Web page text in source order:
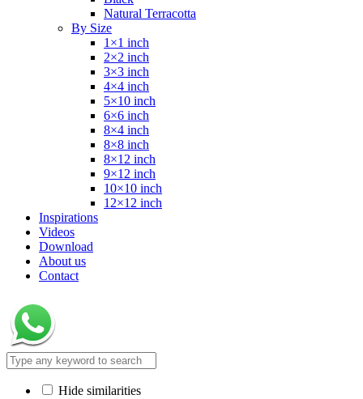
Natural Terracotta
By Size
1×1 inch
2×2 inch
3×3 inch
4×4 inch
5×10 inch
6×6 inch
8×4 inch
8×8 inch
8×12 inch
9×12 inch
10×10 inch
12×12 inch
Inspirations
Videos
Download
About us
Contact
Hide similarities